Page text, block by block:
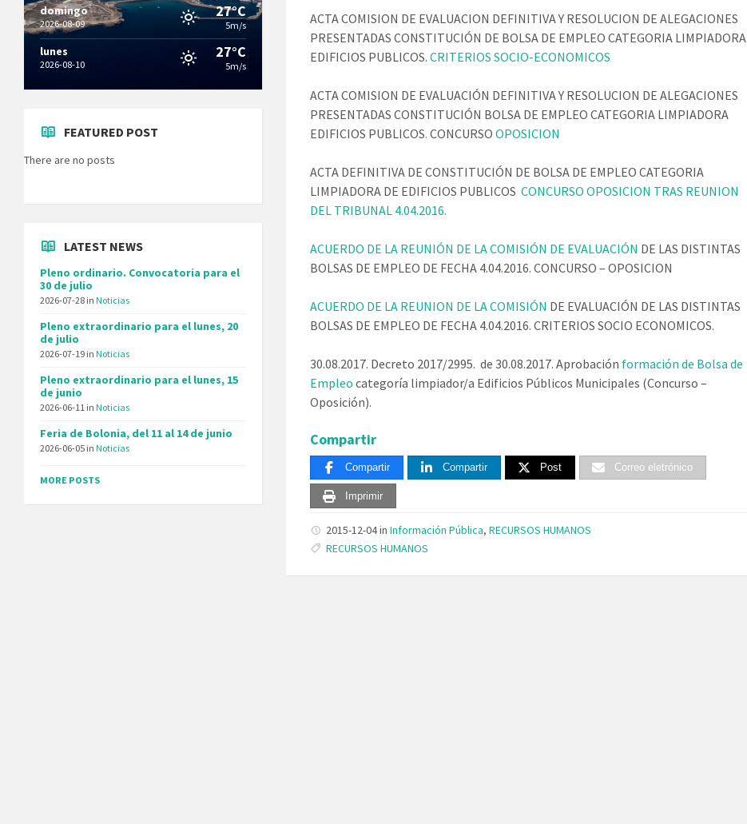
ACTA COMISION DE EVALUACION DEFINITIVA Y RESOLUCION DE ALEGACIONES
PRESENTADAS CONSTITUCIÓN DE BOLSA DE EMPLEO CATEGORIA LIMPIADORA
EDIFICIOS PUBLICOS.CRITERIOS SOCIO-ECONOMICOS
ACTA COMISION DE EVALUACIÓN DEFINITIVA Y RESOLUCION DE ALEGACIONES
PRESENTADAS CONSTITUCIÓN BOLSA DE EMPLEO CATEGORIA LIMPIADORA
EDIFICIOS PUBLICOS.CONCURSOOPOSICION
ACTA DEFINITIVA DE CONSTITUCIÓN DE BOLSA DE EMPLEO CATEGORIA
LIMPIADORA DE EDIFICIOS PUBLICOSCONCURSO OPOSICION TRAS REUNION
DEL TRIBUNAL 4.04.2016.
ACUERDO DE LA REUNIÓN DE LA COMISIÓN DE EVALUACIÓN DE LAS DISTINTAS
BOLSAS DE EMPLEO DE FECHA 4.04.2016. CONCURSO – OPOSICION
ACUERDO DE LA REUNION DE LA COMISIÓN DE EVALUACIÓN DE LAS DISTINTAS
BOLSAS DE EMPLEO DE FECHA 4.04.2016. CRITERIOS SOCIO ECONOMICOS.
30.08.2017. Decreto 2017/2995. de 30.08.2017. Aprobación formación de Bolsa de
Empleocategoría limpiador/a Edificios Públicos Municipales (Concurso –
Oposición).
Compartir
Compartir Compartir Post Correo eletrónico
Imprimir
2015-12-04inInformación Pública,RECURSOS HUMANOS
Tags:
RECURSOS HUMANOS
domingo
2026-08-09
27°C
5m/s
lunes
2026-08-10
27°C
5m/s
FEATURED POST
There are no posts
LATEST NEWS
Pleno ordinario. Convocatoria para el
30 de julio
2026-07-28 in Noticias
Pleno extraordinario para el lunes, 20
de julio
2026-07-19 in Noticias
Pleno extraordinario para el lunes, 15
de junio
2026-06-11 in Noticias
Feria de Bolonia, del 11 al 14 de junio
2026-06-05 in Noticias
MORE POSTS